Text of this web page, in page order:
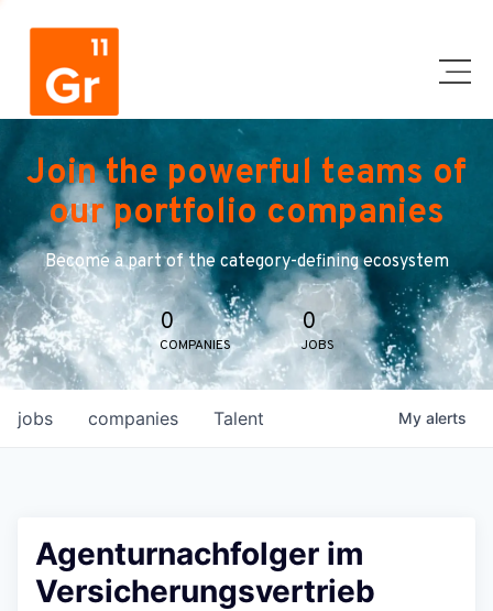
Join the powerful teams of
our portfolio companies
Become a part of the category-defining ecosystem
0
COMPANIES
0
JOBS
jobs companies Talent My alerts
Agenturnachfolger im
Versicherungsvertrieb